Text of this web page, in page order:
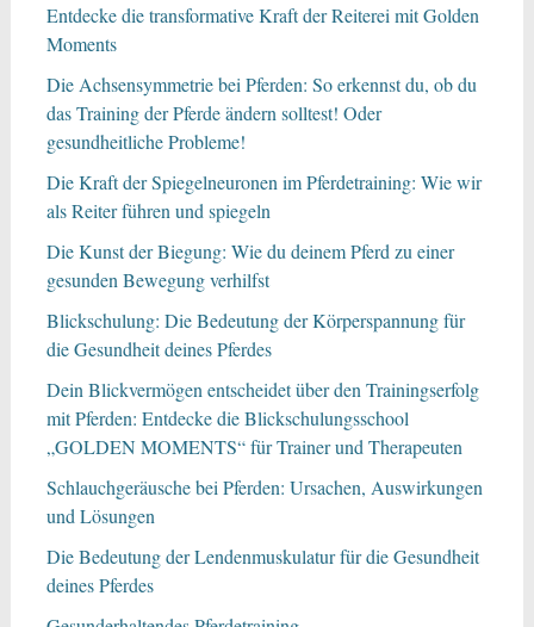
Entdecke die transformative Kraft der Reiterei mit Golden
Moments
Die Achsensymmetrie bei Pferden: So erkennst du, ob du
das Training der Pferde ändern solltest! Oder
gesundheitliche Probleme!
Die Kraft der Spiegelneuronen im Pferdetraining: Wie wir
als Reiter führen und spiegeln
Die Kunst der Biegung: Wie du deinem Pferd zu einer
gesunden Bewegung verhilfst
Blickschulung: Die Bedeutung der Körperspannung für
die Gesundheit deines Pferdes
Dein Blickvermögen entscheidet über den Trainingserfolg
mit Pferden: Entdecke die Blickschulungsschool
„GOLDEN MOMENTS“ für Trainer und Therapeuten
Schlauchgeräusche bei Pferden: Ursachen, Auswirkungen
und Lösungen
Die Bedeutung der Lendenmuskulatur für die Gesundheit
deines Pferdes